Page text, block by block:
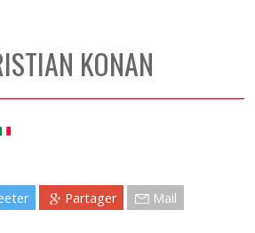
KONAN
Partager Mail